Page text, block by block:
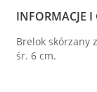
INFORMACJE I
Brelok skórzany
śr. 6 cm.